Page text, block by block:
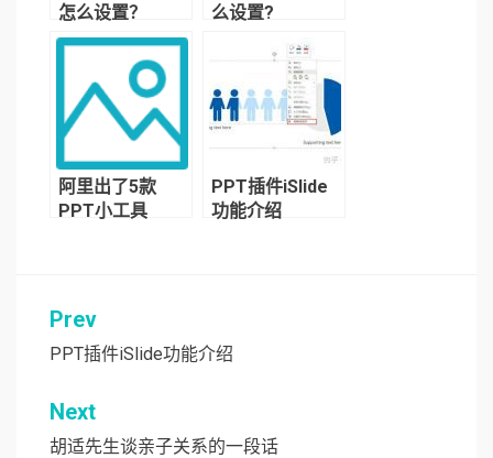
怎么设置？
么设置?
阿里出了5款
PPT小工具
PPT插件iSlide
功能介绍
文
章
导
航
Prev
PPT插件iSlide功能介绍
Next
胡适先生谈亲子关系的一段话